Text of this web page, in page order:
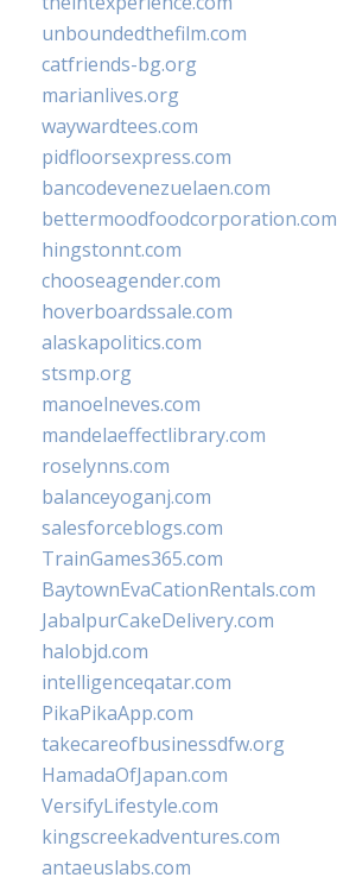
unboundedthefilm.com
catfriends-bg.org
marianlives.org
waywardtees.com
pidfloorsexpress.com
bancodevenezuelaen.com
bettermoodfoodcorporation.com
hingstonnt.com
chooseagender.com
hoverboardssale.com
alaskapolitics.com
stsmp.org
manoelneves.com
mandelaeffectlibrary.com
roselynns.com
balanceyoganj.com
salesforceblogs.com
TrainGames365.com
BaytownEvaCationRentals.com
JabalpurCakeDelivery.com
halobjd.com
intelligenceqatar.com
PikaPikaApp.com
takecareofbusinessdfw.org
HamadaOfJapan.com
VersifyLifestyle.com
kingscreekadventures.com
antaeuslabs.com